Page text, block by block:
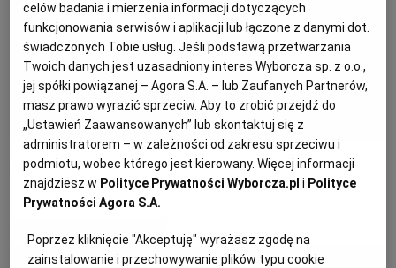
MAKARONY
DRÓB
MIĘSA
RYBY
PRZEKĄSKI
KUCHNIA GRECKA
KUCHNIA PORTUGALSKA
KUCHNIA FRANCUSKA
KUCHNIA AMERYKAŃSKA
KUCHNIA POLSKA
WEGAN
BEZ GLUTENU
FELIETONY KULINARNE
KSIĄŻKI KULINARNE
SZEF KUCHNI
BIAŁYSTOK
BIELSKO-BIAŁA
BYDGOSZCZ
CZĘSTOCHOWA
ELBLĄG
WYBORCZA.PL
MAGAZYNY
DUŻY FORMAT
WOLNA SOBOTA
ALE HISTORIA
WYBORCZA CLASSIC
WYBORCZA.BIZ
WYSOKIE OBCASY
Letnia tarta z młodymi buraczkami i serem
celów badania i mierzenia informacji dotyczących
funkcjonowania serwisów i aplikacji lub łączone z danymi dot.
świadczonych Tobie usług. Jeśli podstawą przetwarzania
Twoich danych jest uzasadniony interes Wyborcza sp. z o.o.,
jej spółki powiązanej – Agora S.A. – lub Zaufanych Partnerów,
masz prawo wyrazić sprzeciw. Aby to zrobić przejdź do
„Ustawień Zaawansowanych” lub skontaktuj się z
administratorem – w zależności od zakresu sprzeciwu i
podmiotu, wobec którego jest kierowany. Więcej informacji
znajdziesz w Polityce Prywatności Wyborcza.pl i Polityce
Prywatności Agora S.A.
Poprzez kliknięcie "Akceptuję" wyrażasz zgodę na
zainstalowanie i przechowywanie plików typu cookie